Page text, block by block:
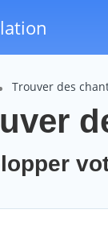
Trouver des